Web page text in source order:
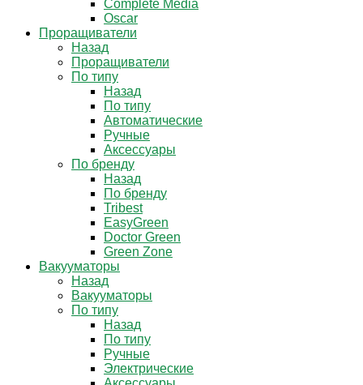
Complete Media
Oscar
Проращиватели
Назад
Проращиватели
По типу
Назад
По типу
Автоматические
Ручные
Аксессуары
По бренду
Назад
По бренду
Tribest
EasyGreen
Doctor Green
Green Zone
Вакууматоры
Назад
Вакууматоры
По типу
Назад
По типу
Ручные
Электрические